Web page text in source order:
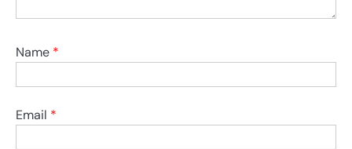
Name *
Email *